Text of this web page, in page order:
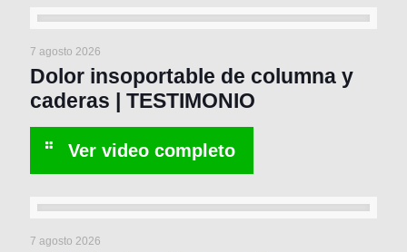
7 agosto 2026
Dolor insoportable de columna y
caderas | TESTIMONIO
7 agosto 2026